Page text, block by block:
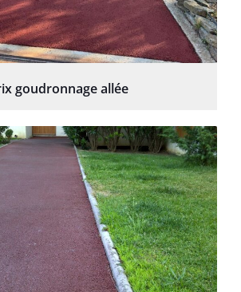
goudronnage allée